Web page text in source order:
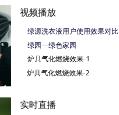
视频播放
绿源洗衣液用户使用效果对比
绿园—绿色家园
炉具气化燃烧效果-1
炉具气化燃烧效果-2
实时直播